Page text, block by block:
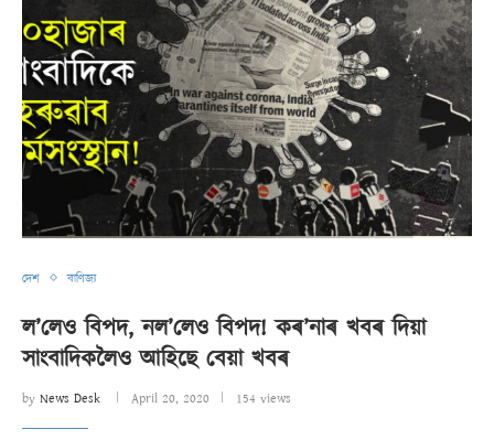
দেশ বাণিজ্য
ল’লেও বিপদ, নল’লেও বিপদ! কৰ’নাৰ খবৰ দিয়া
সাংবাদিকলৈও আহিছে বেয়া খবৰ
by News Desk April 20, 2020 154 views